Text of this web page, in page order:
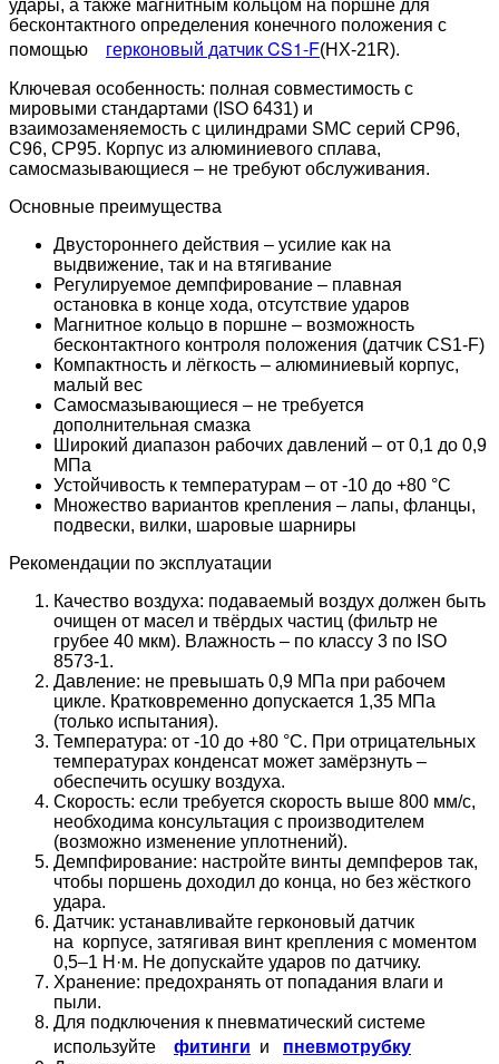
удары, а также магнитным кольцом на поршне для
бесконтактного определения конечного положения с
помощью герконовый датчик CS1-F(HX-21R).
Ключевая особенность: полная совместимость с
мировыми стандартами (ISO 6431) и
взаимозаменяемость с цилиндрами SMC серий CP96,
C96, CP95. Корпус из алюминиевого сплава,
самосмазывающиеся – не требуют обслуживания.
Основные преимущества
Двустороннего действия – усилие как на
выдвижение, так и на втягивание
Регулируемое демпфирование – плавная
остановка в конце хода, отсутствие ударов
Магнитное кольцо в поршне – возможность
бесконтактного контроля положения (датчик CS1-F)
Компактность и лёгкость – алюминиевый корпус,
малый вес
Самосмазывающиеся – не требуется
дополнительная смазка
Широкий диапазон рабочих давлений – от 0,1 до 0,9
МПа
Устойчивость к температурам – от -10 до +80 °C
Множество вариантов крепления – лапы, фланцы,
подвески, вилки, шаровые шарниры
Рекомендации по эксплуатации
Качество воздуха: подаваемый воздух должен быть
очищен от масел и твёрдых частиц (фильтр не
грубее 40 мкм). Влажность – по классу 3 по ISO
8573-1.
Давление: не превышать 0,9 МПа при рабочем
цикле. Кратковременно допускается 1,35 МПа
(только испытания).
Температура: от -10 до +80 °C. При отрицательных
температурах конденсат может замёрзнуть –
обеспечить осушку воздуха.
Скорость: если требуется скорость выше 800 мм/с,
необходима консультация с производителем
(возможно изменение уплотнений).
Демпфирование: настройте винты демпферов так,
чтобы поршень доходил до конца, но без жёсткого
удара.
Датчик: устанавливайте герконовый датчик
на корпусе, затягивая винт крепления с моментом
0,5–1 Н·м. Не допускайте ударов по датчику.
Хранение: предохранять от попадания влаги и
пыли.
Для подключения к пневматический системе
используйте фитинги и пневмотрубку